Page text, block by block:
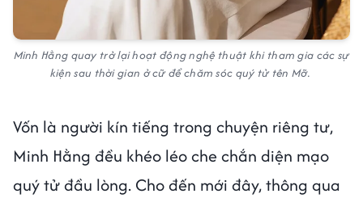
Minh Hằng quay trở lại hoạt động nghệ thuật khi tham gia các sự
kiện sau thời gian ở cữ để chăm sóc quý tử tên Mỡ.
Vốn là người kín tiếng trong chuyện riêng tư,
Minh Hằng đều khéo léo che chắn diện mạo
quý tử đầu lòng. Cho đến mới đây, thông qua